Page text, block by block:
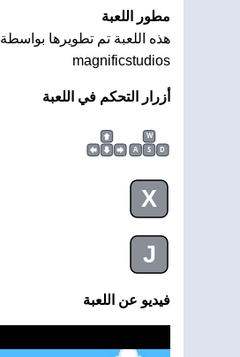
مطور اللعبة
هذه اللعبة تم تطويرها بواسطة
magnificstudios
أزرار التحكم في اللعبة
W
A
S D
X
J
فيديو عن اللعبة